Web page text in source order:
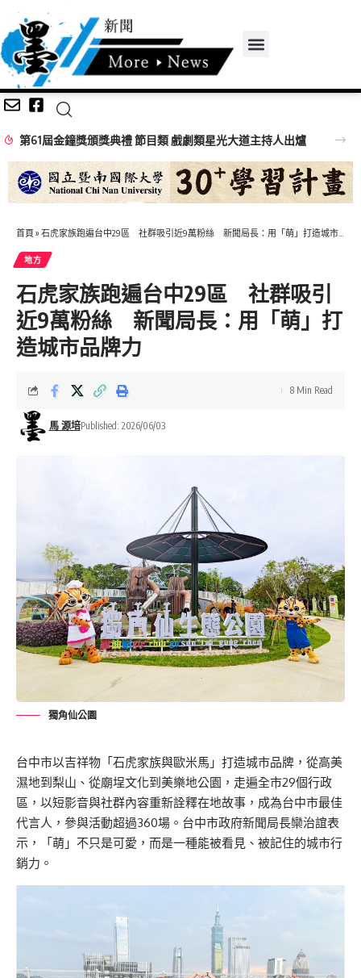
第61屆金鐘獎頒獎典禮 節目類 戲劇類星光大道主持人出爐
首頁 » 石虎家族跑遍台中29區 社群吸引近9萬粉絲 新聞局長：用「萌」打造城市品牌力
地方
石虎家族跑遍台中29區 社群吸引
近9萬粉絲 新聞局長：用「萌」打
造城市品牌力
馬 源培Published: 2026/06/03
8 Min Read
獨角仙公園
台中市以吉祥物「石虎家族與歐米馬」打造城市品牌，從高美
濕地到梨山、從廟埕文化到美樂地公園，走遍全市29個行政
區，以短影音與社群內容重新詮釋在地故事，成為台中市最佳
代言人，參與活動超過360場。台中市政府新聞局長欒治誼表
示，「萌」不只是可愛，而是一種能被看見、被記住的城市行
銷力。